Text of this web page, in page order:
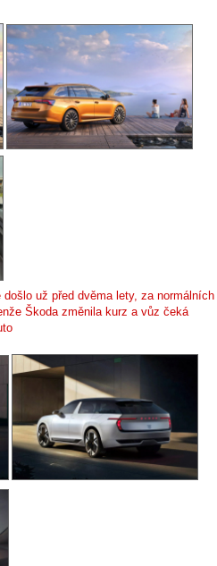
už před dvěma lety, za normálních
Škoda změnila kurz a vůz čeká